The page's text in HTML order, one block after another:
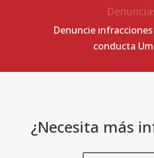
Denuncie
conducta
¿Necesita más